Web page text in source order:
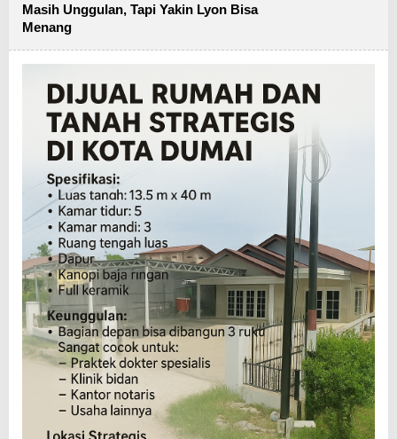
Masih Unggulan, Tapi Yakin Lyon Bisa
Menang